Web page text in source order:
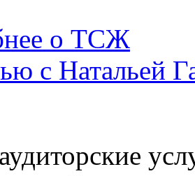
о ТСЖ
с Натальей